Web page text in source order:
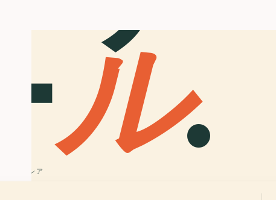
ール.
インドネシア